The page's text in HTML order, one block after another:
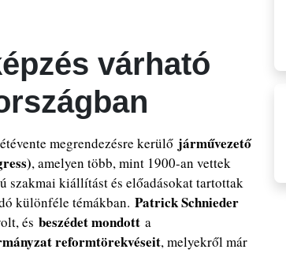
várható
megrendezésre kerülő járművezető
, amelyen több, mint 1900-an vettek
szakmai kiállítást és előadásokat tartottak
különféle témákban. Patrick Schnieder
és beszédet mondotta
reformtörekvéseit, melyekről már